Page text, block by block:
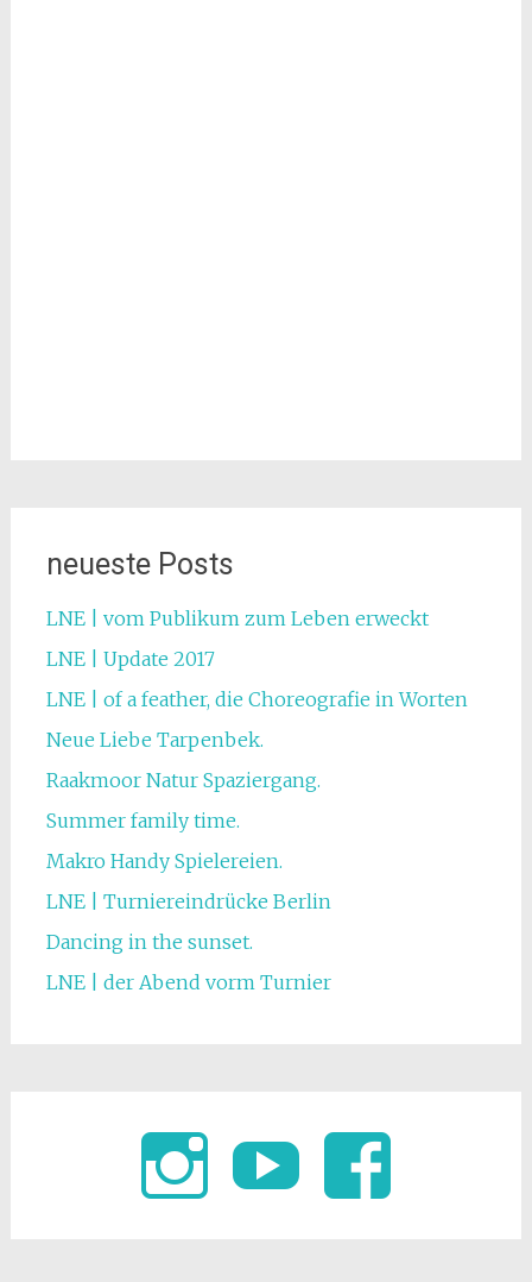
neueste Posts
LNE | vom Publikum zum Leben erweckt
LNE | Update 2017
LNE | of a feather, die Choreografie in Worten
Neue Liebe Tarpenbek.
Raakmoor Natur Spaziergang.
Summer family time.
Makro Handy Spielereien.
LNE | Turniereindrücke Berlin
Dancing in the sunset.
LNE | der Abend vorm Turnier